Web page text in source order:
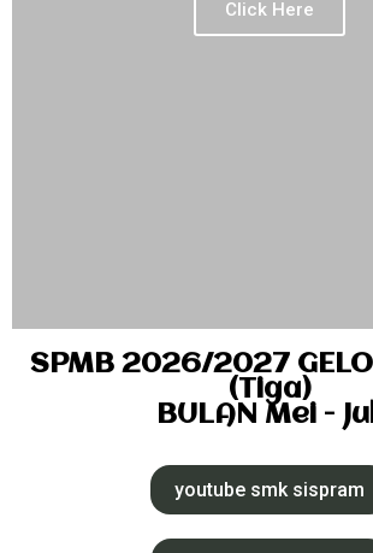
Click Here
SPMB 2026/2027
(Tiga)
BULAN Mei -
youtube smk sispram